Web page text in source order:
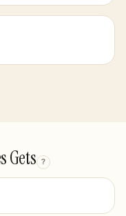
Gets ?